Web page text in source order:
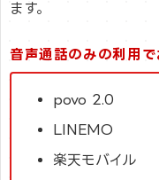
ます。
音声通話のみの利用
povo 2.0
LINEMO
楽天モバイル